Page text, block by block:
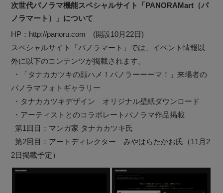
次世代パノラマ機能スペシャルサイト「PANORAMart（パ
ノラマート）」について
HP：http://panoru.com (開設10月22日)
スペシャルサイト「パノラマート」では、イベント情報以
外に以下のコンテンツが掲載されます。
・「タナカカツキの顔ハメ！パノラーーーマ！」来場者の
パノラマフォトギャラリー
・タナカカツキデザイン オリジナル壁紙ダウンロード
・アーティストとのコラボレートパノラマ作品掲載
第1回目：マンガ家 タナカカツキ氏
第2回目：アートディレクター みやはらたかお氏（11月2
2日掲載予定）